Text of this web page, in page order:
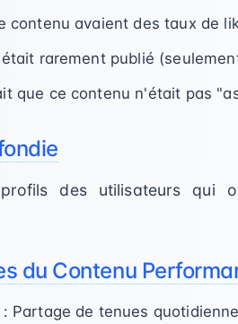
contenu avaient des taux de
rarement publié
que ce contenu n'était pas
des utilisateurs qui
du Contenu
Partage de tenues